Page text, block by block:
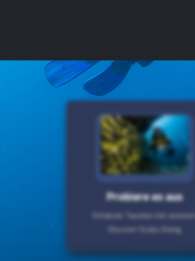
Probiere es aus
Entdecke Tauchen mit unserem
Discover Scuba Diving